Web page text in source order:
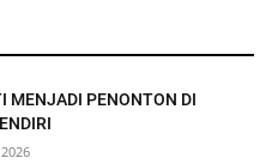
MENJADI PENONTON DI